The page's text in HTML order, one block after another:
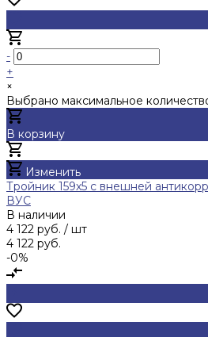
-
+
×
Выбрано максимальное
В корзину
Изменить
Тройник 159х5 с внешней
ВУС
В наличии
4 122 руб. / шт
4 122 руб.
-0%